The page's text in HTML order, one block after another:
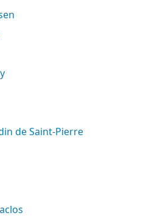
de Saint-Pierre